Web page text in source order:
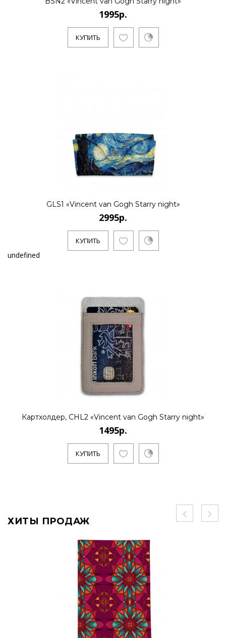
1995р.
КУПИТЬ
GLS1 «Vincent van Gogh Starry night»
2995р.
КУПИТЬ
undefined
Картхолдер, CHL2 «Vincent van Gogh Starry night»
1495р.
КУПИТЬ
ХИТЫ ПРОДАЖ